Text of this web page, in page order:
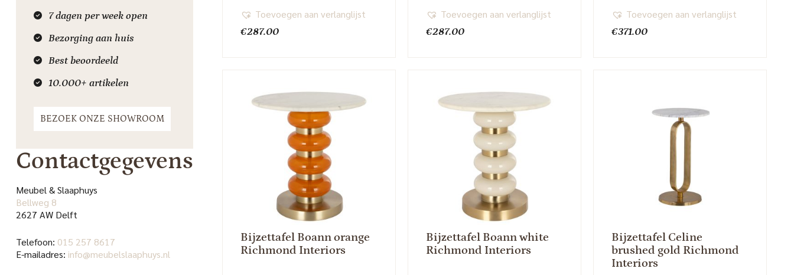
7 dagen per week open
Bezorging aan huis
Best beoordeeld
10.000+ artikelen
BEZOEK ONZE SHOWROOM
Contactgegevens
Meubel & Slaaphuys
Bellweg 8
2627 AW Delft
Telefoon: 015 257 8617
E-mailadres: info@meubelslaaphuys.nl
€287.00
Toevoegen aan verlanglijst
€287.00
Toevoegen aan verlanglijst
€371.00
Toevoegen aan verlanglijst
Bijzettafel Boann orange
Richmond Interiors
Bijzettafel Boann white
Richmond Interiors
Bijzettafel Celine
brushed gold Richmond
Interiors